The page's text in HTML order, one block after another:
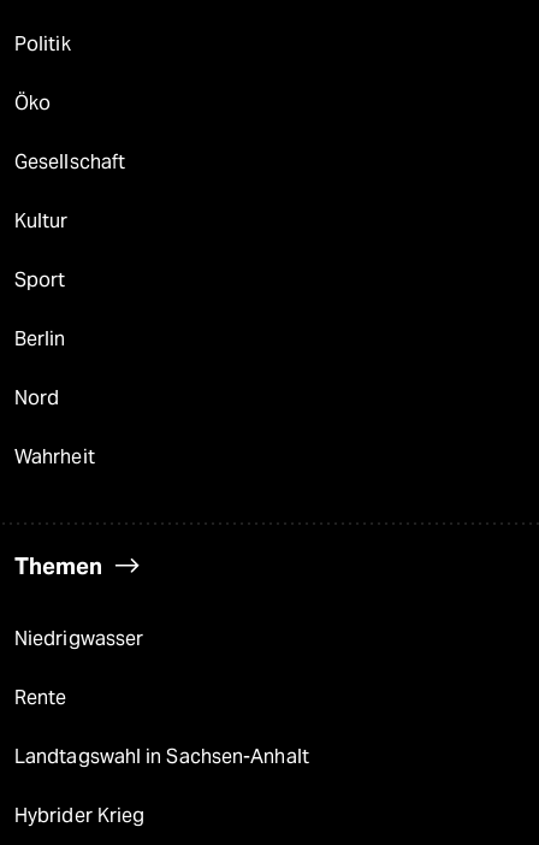
Politik
Öko
Gesellschaft
Kultur
Sport
Berlin
Nord
Wahrheit
Themen
Niedrigwasser
Rente
Landtagswahl in Sachsen-Anhalt
Hybrider Krieg